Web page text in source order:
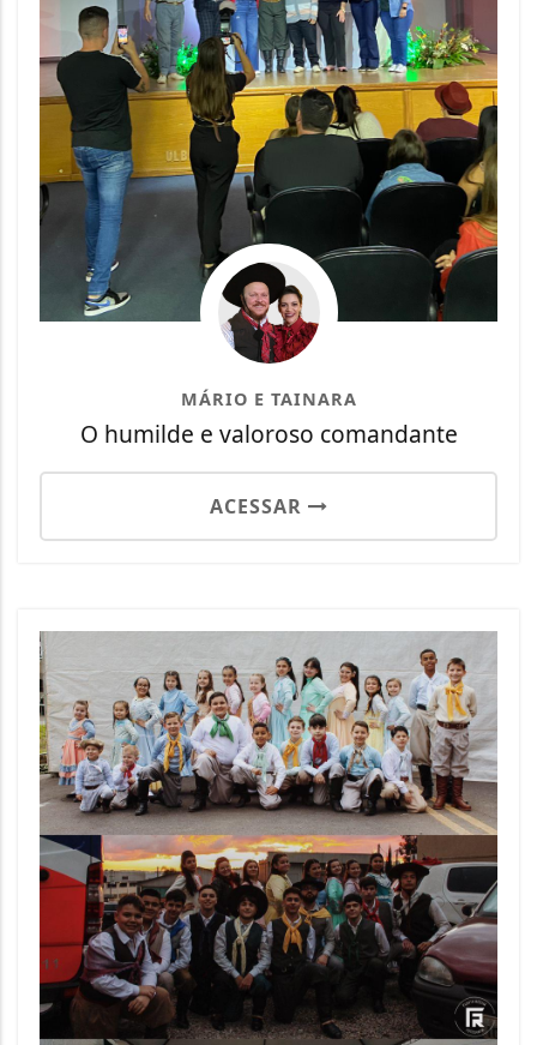
MÁRIO E TAINARA
O humilde e valoroso comandante
ACESSAR